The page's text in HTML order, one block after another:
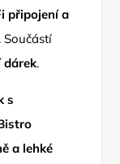
připojení a
. Součástí
dárek.
s
a lehké